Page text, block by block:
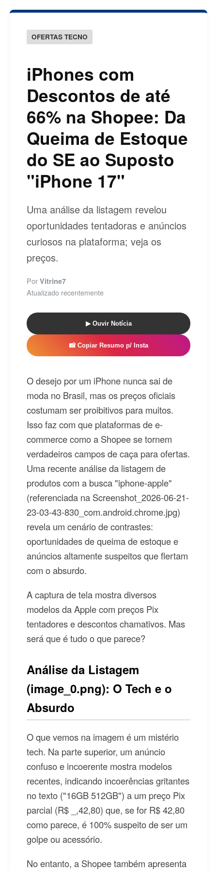
OFERTAS TECNO
iPhones com
Descontos de até
66% na Shopee: Da
Queima de Estoque
do SE ao Suposto
"iPhone 17"
Uma análise da listagem revelou
oportunidades tentadoras e anúncios
curiosos na plataforma; veja os
preços.
Por Vitrine7
Atualizado recentemente
▶ Ouvir Notícia
📸 Copiar Resumo p/ Insta
O desejo por um iPhone nunca sai de
moda no Brasil, mas os preços oficiais
costumam ser proibitivos para muitos.
Isso faz com que plataformas de e-
commerce como a Shopee se tornem
verdadeiros campos de caça para ofertas.
Uma recente análise da listagem de
produtos com a busca "iphone-apple"
(referenciada na Screenshot_2026-06-21-
23-03-43-830_com.android.chrome.jpg)
revela um cenário de contrastes:
oportunidades de queima de estoque e
anúncios altamente suspeitos que flertam
com o absurdo.
A captura de tela mostra diversos
modelos da Apple com preços Pix
tentadores e descontos chamativos. Mas
será que é tudo o que parece?
Análise da Listagem
(image_0.png): O Tech e o
Absurdo
O que vemos na imagem é um mistério
tech. Na parte superior, um anúncio
confuso e incoerente mostra modelos
recentes, indicando incoerências gritantes
no texto ("16GB 512GB") a um preço Pix
parcial (R$ _,42,80) que, se for R$ 42,80
como parece, é 100% suspeito de ser um
golpe ou acessório.
No entanto, a Shopee também apresenta